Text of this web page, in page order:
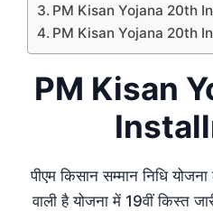
PM Kisan Yojana 20th
PM Kisan Yojana 20th
PM Kisan
पीएम किसान सम्मान निधि
वाली है योजना में 19वीं किस्त